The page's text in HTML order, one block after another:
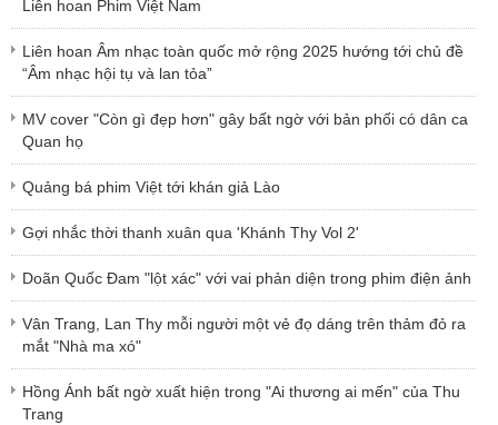
Liên hoan Phim Việt Nam
Liên hoan Âm nhạc toàn quốc mở rộng 2025 hướng tới chủ đề
“Âm nhạc hội tụ và lan tỏa”
MV cover "Còn gì đẹp hơn" gây bất ngờ với bản phối có dân ca
Quan họ
Quảng bá phim Việt tới khán giả Lào
Gợi nhắc thời thanh xuân qua 'Khánh Thy Vol 2'
Doãn Quốc Đam "lột xác" với vai phản diện trong phim điện ảnh
Vân Trang, Lan Thy mỗi người một vẻ đọ dáng trên thảm đỏ ra
mắt "Nhà ma xó"
Hồng Ánh bất ngờ xuất hiện trong "Ai thương ai mến" của Thu
Trang